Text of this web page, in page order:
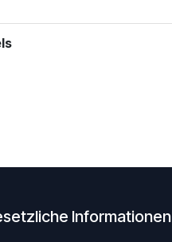
Informationen